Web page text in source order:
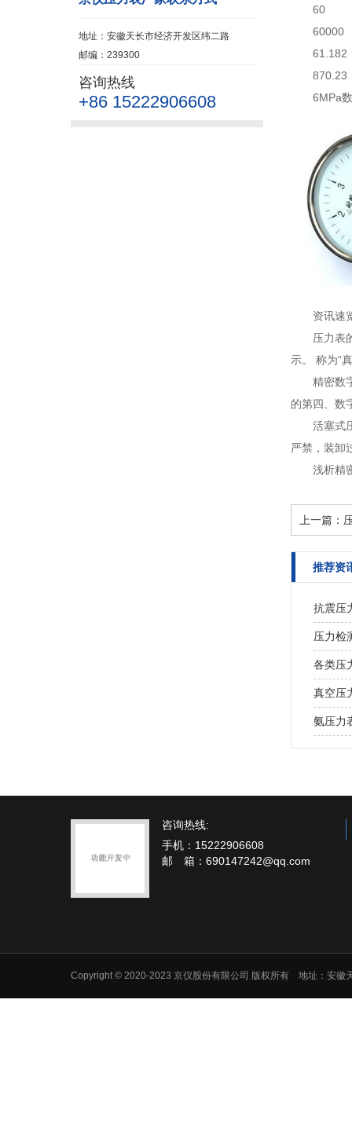
地址：安徽天长市经济开发区纬二路
邮编：239300
咨询热线
+86 15222906608
60
60000
61.182
870.23
6MPa
资讯速
压力表
示。 称为“
精密数
的第四、数
活塞式
严禁，装卸
浅析精
上一篇：
推荐资
抗震压
压力检
各类压
真空压
氨压力
咨询热线:
手机：15222906608
邮 箱：690147242@qq.com
Copyright © 2020-2023 京仪股份有限公司 版权所有 地址：安